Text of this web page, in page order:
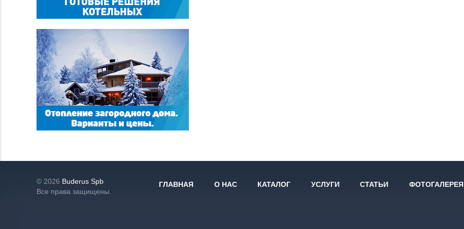
© 2026 Buderus Spb
Все права защищены.
ГЛАВНАЯ О НАС КАТАЛОГ УСЛУГИ СТАТЬИ ФОТОГАЛЕРЕЯ